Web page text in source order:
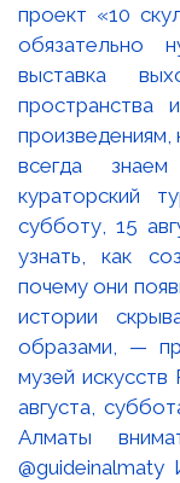
проект «10
обязательно
выставка
всегда
кураторский
субботу, 15
узнать, как
почему они
истории
образами, —
музей
августа,
Алматы
@guideinalmaty